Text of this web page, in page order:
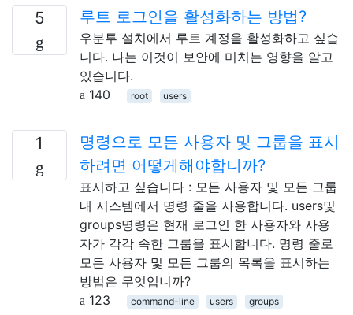
5 루트 로그인을 활성화하는 방법?
우분투 설치에서 루트 계정을 활성화하고 싶습
니다. 나는 이것이 보안에 미치는 영향을 알고
있습니다.
140
root users
1
명령으로 모든 사용자 및 그룹을 표시
하려면 어떻게해야합니까?
표시하고 싶습니다 : 모든 사용자 및 모든 그룹
내 시스템에서 명령 줄을 사용합니다. users및
groups명령은 현재 로그인 한 사용자와 사용
자가 각각 속한 그룹을 표시합니다. 명령 줄로
모든 사용자 및 모든 그룹의 목록을 표시하는
방법은 무엇입니까?
123
command-line users groups